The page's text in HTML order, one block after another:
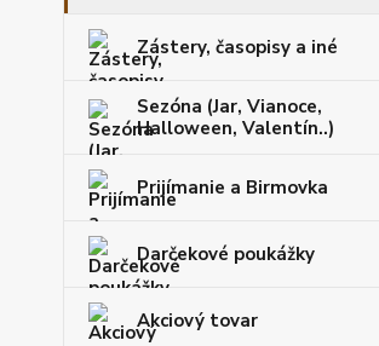
Zástery, časopisy a iné
Sezóna (Jar, Vianoce,
Halloween, Valentín..)
Prijímanie a Birmovka
Darčekové poukážky
Akciový tovar